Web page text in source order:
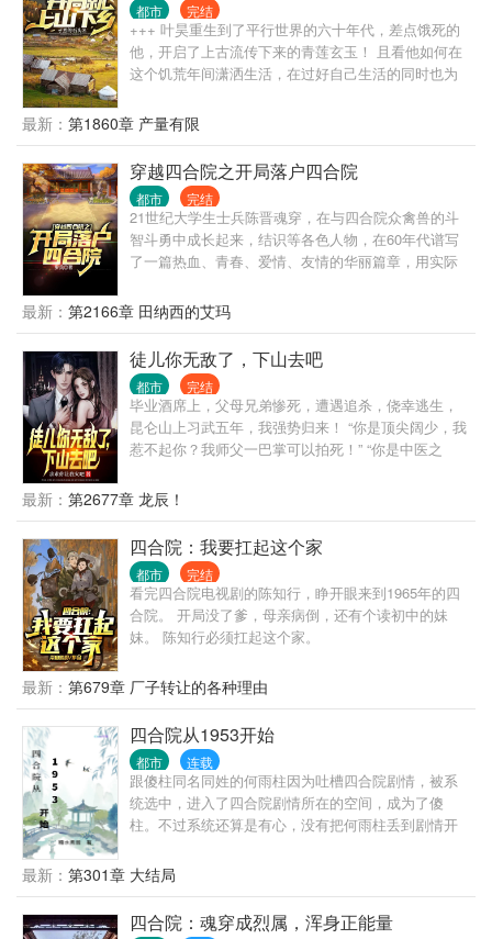
都市 完结
+++ 叶昊重生到了平行世界的六十年代，差点饿死的
他，开启了上古流传下来的青莲玄玉！ 且看他如何在
这个饥荒年间潇洒生活，在过好自己生活的同时也为
狼，挨饿，没有人情世故，请划走，本书不适合。穿
越回去不是挨饿的，也不是让主角玩单机）
最新： 第1860章 产量有限
穿越四合院之开局落户四合院
都市 完结
21世纪大学生士兵陈晋魂穿，在与四合院众禽兽的斗
智斗勇中成长起来，结识等各色人物，在60年代谱写
了一篇热血、青春、爱情、友情的华丽篇章，用实际
路。
最新： 第2166章 田纳西的艾玛
徒儿你无敌了，下山去吧
都市 完结
毕业酒席上，父母兄弟惨死，遭遇追杀，侥幸逃生，
昆仑山上习武五年，我强势归来！ “你是顶尖阔少，我
惹不起你？我师父一巴掌可以拍死！” “你是中医之
是宗师武者，一人之下，万人之上？我师父坐镇昆
仑，天下宗师来拜！” “你是江南王，权倾天下？我师
父曾为帝师，是你上司的上司！” “你亿万家产，左右
世界金融走向？我师父掌控印钞机，你的钱是他发行
的！” 这样的无敌师傅，叶北辰有99个。
最新： 第2677章 龙辰！
四合院：我要扛起这个家
都市 完结
看完四合院电视剧的陈知行，睁开眼来到1965年的四
合院。 开局没了爹，母亲病倒，还有个读初中的妹
妹。 陈知行必须扛起这个家。
最新： 第679章 厂子转让的各种理由
四合院从1953开始
都市 连载
跟傻柱同名同姓的何雨柱因为吐槽四合院剧情，被系
统选中，进入了四合院剧情所在的空间，成为了傻
柱。不过系统还算是有心，没有把何雨柱丢到剧情开
前。 既然来了，既然有系统，我这个何雨柱这辈子不
再被忽悠，不再当舔狗。活出自己，活出潇洒。
最新： 第301章 大结局
四合院：魂穿成烈属，浑身正能量